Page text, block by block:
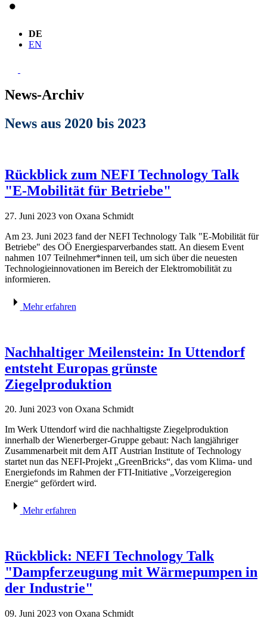
DE
EN
News-Archiv
News aus 2020 bis 2023
Rückblick zum NEFI Technology Talk
"E-Mobilität für Betriebe"
27. Juni 2023 von Oxana Schmidt
Am 23. Juni 2023 fand der NEFI Technology Talk "E-Mobilität für
Betriebe" des OÖ Energiesparverbandes statt. An diesem Event
nahmen 107 Teilnehmer*innen teil, um sich über die neuesten
Technologieinnovationen im Bereich der Elektromobilität zu
informieren.
Mehr erfahren
Nachhaltiger Meilenstein: In Uttendorf
entsteht Europas grünste
Ziegelproduktion
20. Juni 2023 von Oxana Schmidt
Im Werk Uttendorf wird die nachhaltigste Ziegelproduktion
innerhalb der Wienerberger-Gruppe gebaut: Nach langjähriger
Zusammenarbeit mit dem AIT Austrian Institute of Technology
startet nun das NEFI-Projekt „GreenBricks“, das vom Klima- und
Energiefonds im Rahmen der FTI-Initiative „Vorzeigeregion
Energie“ gefördert wird.
Mehr erfahren
Rückblick: NEFI Technology Talk
"Dampferzeugung mit Wärmepumpen in
der Industrie"
09. Juni 2023 von Oxana Schmidt